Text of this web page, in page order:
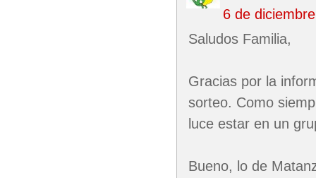
6 de
Saludos Familia,
Gracias por la
sorteo. Como
luce estar en un
Bueno, lo de